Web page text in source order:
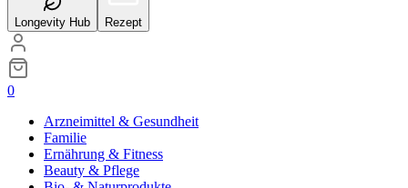
Longevity Hub Rezept
0
Arzneimittel & Gesundheit
Familie
Ernährung & Fitness
Beauty & Pflege